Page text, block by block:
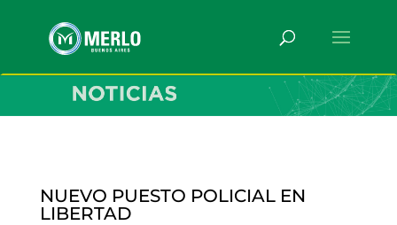
NUEVO PUESTO POLICIAL EN
LIBERTAD